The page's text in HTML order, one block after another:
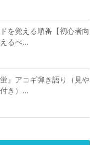
を覚える順番【初心者向
るべ...
蛍』アコギ弾き語り（見や
き）...